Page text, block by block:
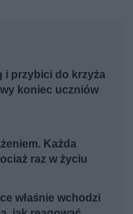
i przybici do krzyża
koniec uczniów
Każda
raz w życiu
właśnie wchodzi